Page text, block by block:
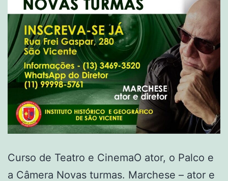
Curso de Teatro e CinemaO ator, o Palco e
a Câmera Novas turmas. Marchese – ator e